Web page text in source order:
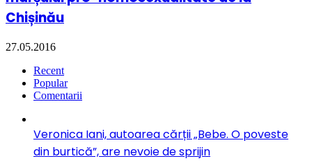
Chișinău
27.05.2016
Recent
Popular
Comentarii
Veronica Iani, autoarea cărții „Bebe. O poveste
din burtică”, are nevoie de sprijin